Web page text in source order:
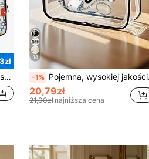
Zestaw 3 wysokiej jakości kosmetyczek z PVC z zamkiem błyskawicznym, o tematyce medycznej, odpowiednich dla kobiet/dziewcząt - duża pojemność, lekka torba podróżna z organizerem, łatwa do czyszczenia i nieblaknąca, zatwierdzona przez TSA, odpowiednia do codziennego użytku i podróży, kosmetyczka, kosmetyczka podróżna, kosmetyczka podróżna, kosmetyczka pod prysznic, przezroczysta kosmetyczka, wodoodporna torba, kostki do pakowania, niezbędne w podróży, niezbędne na rejs, niezbędne na wakacje
18
-1% Pojemna, wysokiej jakości torba podróżna z tworzywa PVC, zapinana na zamek błyskawiczny – lekka, odporna na blaknięcie kosmetyczka, odpowiednia dla kobiet i dziewcząt, przenośna kosmetyczka z atestem TSA, łatwa do czyszczenia, zaawansowane technologicznie rozwiązanie do przechowywania | Nowoczesna estetyka | Materiał odporny na blaknięcie, niezbędny w podróży, torba na wakacje, kosmetyczka szkolna, kosmetyczka podróżna na rejs, męska torba do przechowywania w łazience
20,79zł
21,00zł najniższa cena